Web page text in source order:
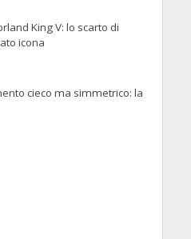
King V: lo scarto di
icona
cieco ma simmetrico: la